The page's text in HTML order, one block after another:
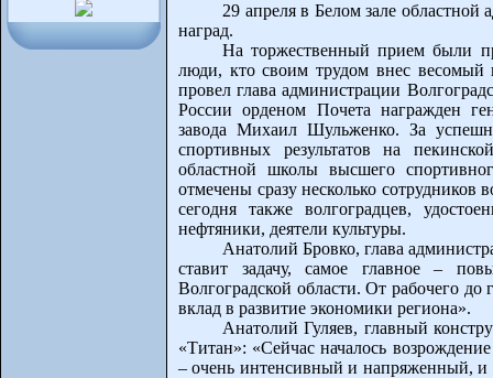
29 апреля в Белом зале областной
наград.
На торжественный прием были
люди, кто своим трудом внес весомый
провел глава администрации
России орденом Почета награжден
завода Михаил Шульженко. За
спортивных результатов на
областной школы высшего
отмечены сразу несколько сотрудников
сегодня также волгоградцев,
нефтяники, деятели культуры.
Анатолий Бровко, глава
ставит задачу, самое главное –
Волгоградской области. От рабочего
вклад в развитие экономики региона».
Анатолий Гуляев, главный
«Титан»: «Сейчас началось
– очень интенсивный и напряженный, и